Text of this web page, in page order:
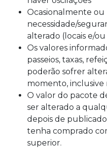
Ocasionalmente ou
necessidade/
alterado (locais e/
Os valores
passeios, taxas,
poderão sofrer
momento, inclusive
O valor do pacote
ser alterado a
depois de
tenha comprado
superior.